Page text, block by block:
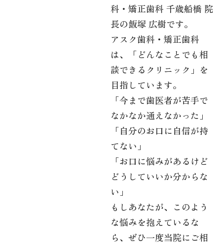
科・矯正歯科 千歳船橋 院
長の飯塚 広樹です。
アスク歯科・矯正歯科
は、「どんなことでも相
談できるクリニック」を
目指しています。
「今まで歯医者が苦手で
なかなか通えなかった」
「自分のお口に自信が持
てない」
「お口に悩みがあるけど
どうしていいか分からな
い」
もしあなたが、このよう
な悩みを抱えているな
ら、ぜひ一度当院にご相